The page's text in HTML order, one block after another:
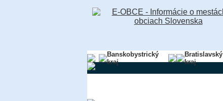
Banskobystrický
kraj
Bratislavský
kraj